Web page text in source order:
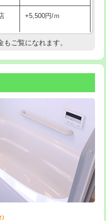
+5,500円/ｍ
現地調査
33,000円
8,800円
修
）
修
）
22,000円
もご覧になれます。